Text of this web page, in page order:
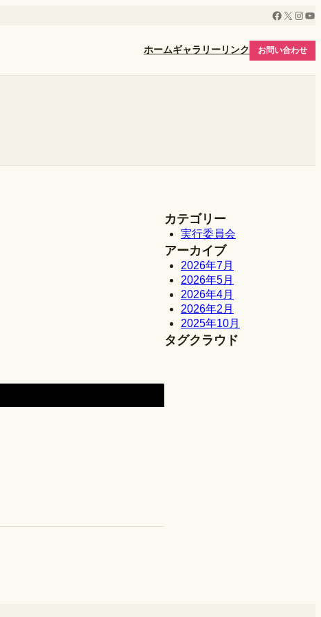
Facebook
X
ホームギャラリーリンク お問い合わせ
カテゴリー
実行委員会
アーカイブ
2026年7月
2026年5月
2026年4月
2026年2月
2025年10月
タグクラウド